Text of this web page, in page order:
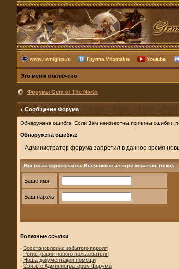
www.nwnights.ru Группа VKontakte Youtube
Это меню отключено
Форумы Gem of The North
Сообщение Форума
Обнаружена ошибка. Если Вам неизвестны причины ошибки,
Обнаружена ошибка:
Администратор форума запретил в данное время
Вы не авторизованы. Вы можете авторизоваться ниже.
Ваше имя
Ваш пароль
Полезные ссылки
· Восстановление забытого пароля
· Регистрация нового пользователя
· Наша документация помощи
· Связь с Администратором форума